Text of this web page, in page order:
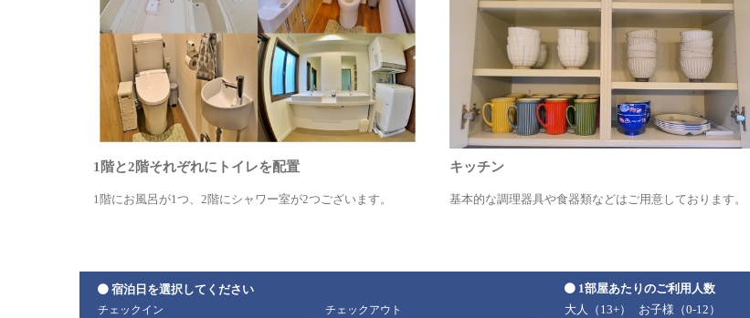
1階と2階それぞれにトイレを配置
1階にお風呂が1つ、2階にシャワー室が2つございます。
キッチン
基本的な調理器具や食器類などはご用意しております。
宿泊日を選択してください
チェックイン チェックアウト
1部屋あたりのご利用人数
大人（13+）
お子様（0-12）